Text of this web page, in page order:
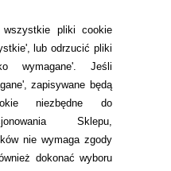
wszystkie pliki cookie
lub odrzucić pliki
wymagane'. Jeśli
zapisywane będą
niezbędne do
Sklepu,
nie wymaga zgody
dokonać wyboru
ZGODY NA CIASTECZKA